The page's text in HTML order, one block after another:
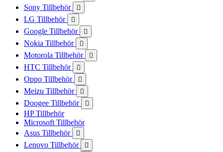
Sony Tillbehör 
LG Tillbehör 
Google Tillbehör 
Nokia Tillbehör 
Motorola Tillbehör 
HTC Tillbehör 
Oppo Tillbehör 
Meizu Tillbehör 
Doogee Tillbehör 
HP Tillbehör
Microsoft Tillbehör
Asus Tillbehör

Lenovo Tillbehör 